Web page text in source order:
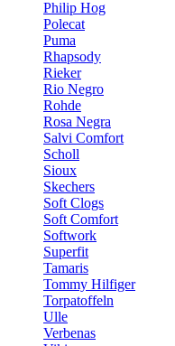
Philip Hog
Polecat
Puma
Rhapsody
Rieker
Rio Negro
Rohde
Rosa Negra
Salvi Comfort
Scholl
Sioux
Skechers
Soft Clogs
Soft Comfort
Softwork
Superfit
Tamaris
Tommy Hilfiger
Torpatoffeln
Ulle
Verbenas